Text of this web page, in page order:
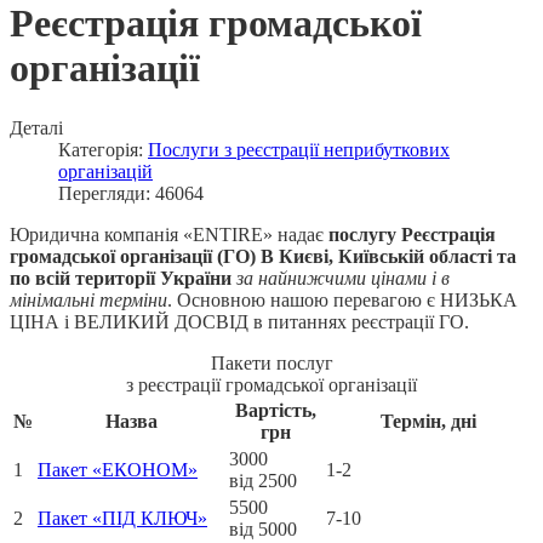
Реєстрація громадської
організації
Деталі
Категорія: Послуги з реєстрації неприбуткових
організацій
Перегляди: 46064
Юридична компанія «ENTIRE» надає послугу Реєстрація
громадської організації (ГО) В Києві, Київській області та
по всій території України за найнижчими цінами і в
мінімальні терміни. Основною нашою перевагою є НИЗЬКА
ЦІНА і ВЕЛИКИЙ ДОСВІД в питаннях реєстрації ГО.
Пакети послуг
з реєстрації громадської організації
№
Назва
Вартість,
грн
Термін, дні
1 Пакет «ЕКОНОМ»
3000
від 2500
1-2
2 Пакет «ПІД КЛЮЧ»
5500
від 5000
7-10